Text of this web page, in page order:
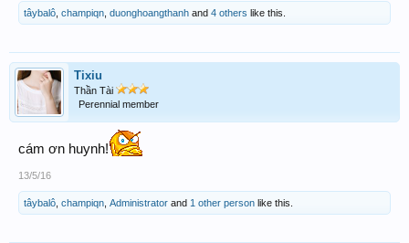
tâybalô champiqn duonghoangthanh and 4 others like this.
Tixiu
Thần Tài
Perennial member
cám ơn huynh!
13/5/16
tâybalô champiqn Administrator and 1 other person like this.